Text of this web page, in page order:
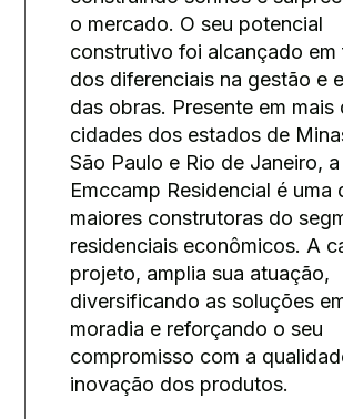
o mercado. O seu potencial
construtivo foi alcançado em
dos diferenciais na gestão e
das obras. Presente em mais
cidades dos estados de
São Paulo e Rio de Janeiro, a
Emccamp Residencial é uma
maiores construtoras do
residenciais econômicos. A
projeto, amplia sua atuação,
diversificando as soluções
moradia e reforçando o seu
compromisso com a
inovação dos produtos.